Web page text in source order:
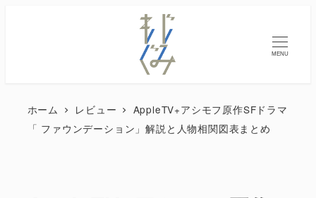
MENU
ホーム レビュー
AppleTV+アシモフ原作SFドラマ
「 ファウンデーション」解説と人物相関図表まとめ